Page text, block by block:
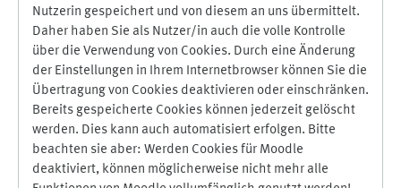
Nutzerin gespeichert und von diesem an uns übermittelt.
Daher haben Sie als Nutzer/in auch die volle Kontrolle
über die Verwendung von Cookies. Durch eine Änderung
der Einstellungen in Ihrem Internetbrowser können Sie die
Übertragung von Cookies deaktivieren oder einschränken.
Bereits gespeicherte Cookies können jederzeit gelöscht
werden. Dies kann auch automatisiert erfolgen. Bitte
beachten sie aber: Werden Cookies für Moodle
deaktiviert, können möglicherweise nicht mehr alle